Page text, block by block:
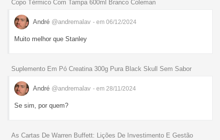
Copo Térmico Com Tampa 600ml Branco Coleman
André @andremalav - em 06/12/2024
Muito melhor que Stanley
Suplemento Em Pó Creatina 300g Pura Black Skull Sem Sabor
André @andremalav - em 28/11/2024
Se sim, por quem?
As Cartas De Warren Buffett: Lições De Investimento E Gestão